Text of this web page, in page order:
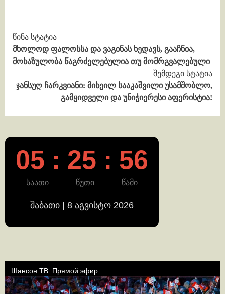
Continue
Reading
წინა სტატია
მხოლოდ ფალოსსა და ვაგინას ხედავს, გააჩნია,
მოხაზულობა წაგრძელებულია თუ მომრგვალებული
შემდეგი სტატია
ჯანსუღ ჩარკვიანი: მიხეილ სააკაშვილი უსამშობლო,
გამყიდველი და უნიჭიერესი აფერისტია!
05 : 25 : 56
საათი წუთი წამი
შაბათი | 8 აგვისტო 2026